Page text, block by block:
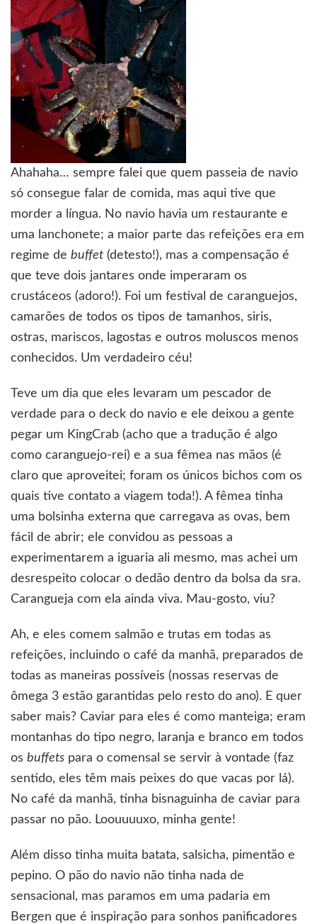
Ahahaha… sempre falei que quem passeia de navio
só consegue falar de comida, mas aqui tive que
morder a língua. No navio havia um restaurante e
uma lanchonete; a maior parte das refeições era em
regime de buffet (detesto!), mas a compensação é
que teve dois jantares onde imperaram os
crustáceos (adoro!). Foi um festival de caranguejos,
camarões de todos os tipos de tamanhos, siris,
ostras, mariscos, lagostas e outros moluscos menos
conhecidos. Um verdadeiro céu!
Teve um dia que eles levaram um pescador de
verdade para o deck do navio e ele deixou a gente
pegar um KingCrab (acho que a tradução é algo
como caranguejo-rei) e a sua fêmea nas mãos (é
claro que aproveitei; foram os únicos bichos com os
quais tive contato a viagem toda!). A fêmea tinha
uma bolsinha externa que carregava as ovas, bem
fácil de abrir; ele convidou as pessoas a
experimentarem a iguaria ali mesmo, mas achei um
desrespeito colocar o dedão dentro da bolsa da sra.
Carangueja com ela ainda viva. Mau-gosto, viu?
Ah, e eles comem salmão e trutas em todas as
refeições, incluindo o café da manhã, preparados de
todas as maneiras possíveis (nossas reservas de
ômega 3 estão garantidas pelo resto do ano). E quer
saber mais? Caviar para eles é como manteiga; eram
montanhas do tipo negro, laranja e branco em todos
os buffets para o comensal se servir à vontade (faz
sentido, eles têm mais peixes do que vacas por lá).
No café da manhã, tinha bisnaguinha de caviar para
passar no pão. Loouuuuxo, minha gente!
Além disso tinha muita batata, salsicha, pimentão e
pepino. O pão do navio não tinha nada de
sensacional, mas paramos em uma padaria em
Bergen que é inspiração para sonhos panificadores